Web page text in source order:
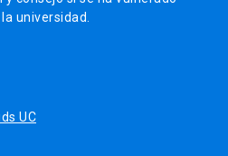
universidad.
UC